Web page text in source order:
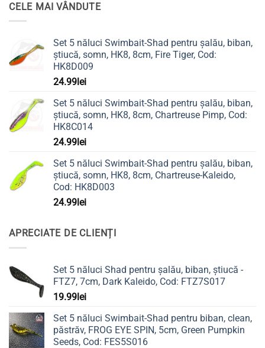
CELE MAI VÂNDUTE
Set 5 năluci Swimbait-Shad pentru șalău, biban,
știucă, somn, HK8, 8cm, Fire Tiger, Cod:
HK8D009
24.99 lei
Set 5 năluci Swimbait-Shad pentru șalău, biban,
știucă, somn, HK8, 8cm, Chartreuse Pimp, Cod:
HK8C014
24.99 lei
Set 5 năluci Swimbait-Shad pentru șalău, biban,
știucă, somn, HK8, 8cm, Chartreuse-Kaleido,
Cod: HK8D003
24.99 lei
APRECIATE DE CLIENȚI
Set 5 năluci Shad pentru șalău, biban, știucă -
FTZ7, 7cm, Dark Kaleido, Cod: FTZ7S017
19.99lei
Set 5 năluci Swimbait-Shad pentru biban, clean,
păstrăv, FROG EYE SPIN, 5cm, Green Pumpkin
Seeds, Cod: FES5S016